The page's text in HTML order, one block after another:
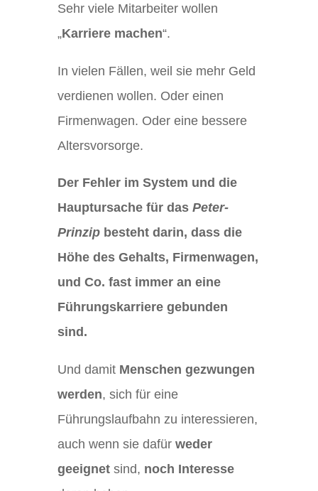
Sehr viele Mitarbeiter wollen
„Karriere machen“.
In vielen Fällen, weil sie mehr Geld
verdienen wollen. Oder einen
Firmenwagen. Oder eine bessere
Altersvorsorge.
Der Fehler im System und die
Hauptursache für das Peter-
Prinzipbesteht darin, dass die
Höhe des Gehalts, Firmenwagen,
und Co. fast immer an eine
Führungskarriere gebunden
sind.
Und damit Menschen gezwungen
werden, sich für eine
Führungslaufbahn zu interessieren,
auch wenn sie dafür weder
geeignetsind, noch Interesse